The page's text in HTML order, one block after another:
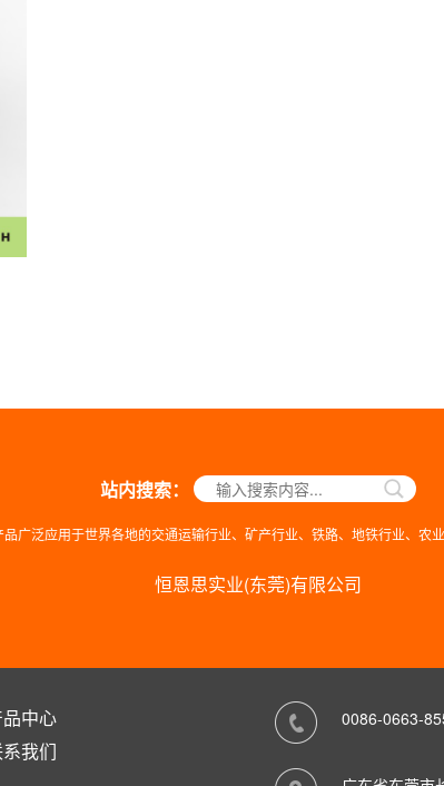
站内搜索：
广泛应用于世界各地的交通运输行业、矿产行业、铁路、地铁行业、农业
恒恩思实业(东莞)有限公司
中心
我们
0086-0663-